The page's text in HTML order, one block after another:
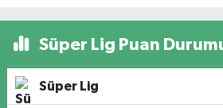
Süper Lig Puan
Süper Lig